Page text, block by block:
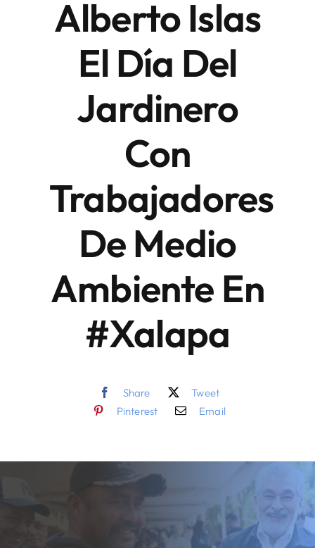
Finanzas y negocios
Alberto Islas
El Día Del
Jardinero
Con
Trabajadores
De Medio
Ambiente En
#Xalapa
Share
Tweet
Pinterest
Email